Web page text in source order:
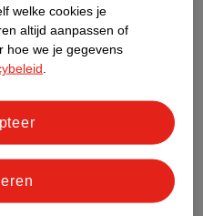
voor je?
aan, er bestaan ook
C draagtbij aan de
over beauty:
bij jou?
welke cookies je
altijd aanpassen of
hoe we je gegevens